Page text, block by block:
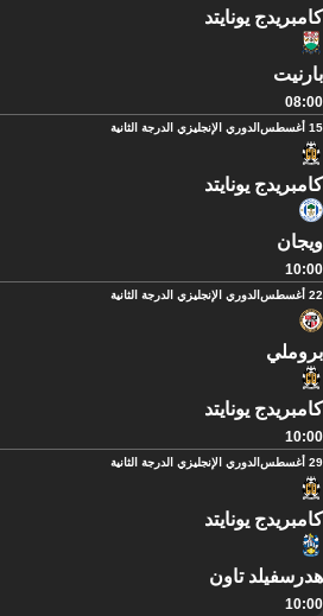
كامبريدج يونايتد
بارنيت
08:00
15 أغسطس الدوري الإنجليزي الدرجة الثانية
كامبريدج يونايتد
ويجان
10:00
22 أغسطس الدوري الإنجليزي الدرجة الثانية
بروملي
كامبريدج يونايتد
10:00
29 أغسطس الدوري الإنجليزي الدرجة الثانية
كامبريدج يونايتد
هدرسفيلد تاون
10:00